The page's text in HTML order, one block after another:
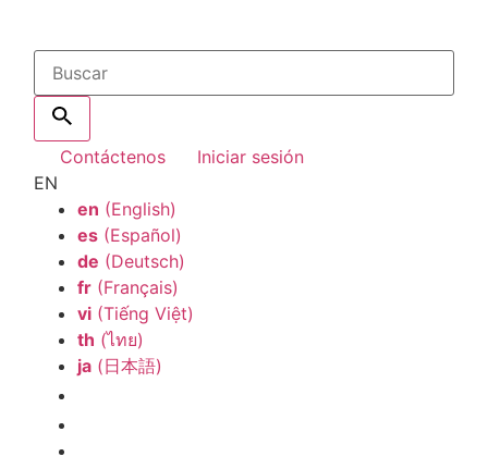
Contáctenos
Iniciar sesión
EN
en (English)
es (Español)
de (Deutsch)
fr (Français)
vi (Tiếng Việt)
th (ไทย)
ja (日本語)